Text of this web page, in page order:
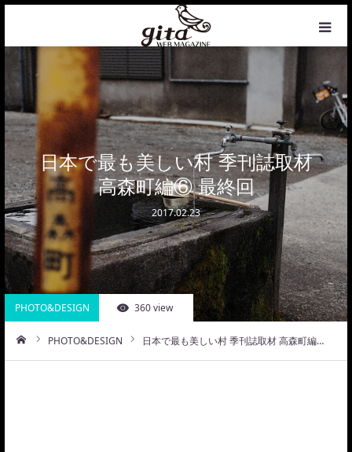
日本で最も美しい村 季刊誌取材
高森町編⑥ 最終回
2017.02.23
PHOTO&DESIGN 360 view
PHOTO&DESIGN 日本で最も美しい村 季刊誌取材 高森町編…
HOME
NEWS
WEB MAGAZINE
COFFEE
PHOTO&DESIGN
PROFILE
CONTACT